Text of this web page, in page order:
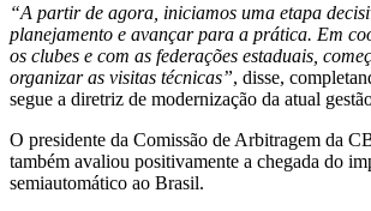
“A partir de agora, iniciamos uma etapa
planejamento e avançar para a prática. Em
os clubes e com as federações estaduais,
organizar as visitas técnicas”, disse,
segue a diretriz de modernização da atual
O presidente da Comissão de Arbitragem da
também avaliou positivamente a chegada do
semiautomático ao Brasil.